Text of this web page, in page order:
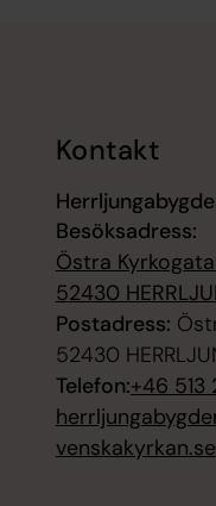
Kontakt
Besöksadress:
Östra
52430
Postadress:
52430
Telefon:+46 513
venskakyrkan.se